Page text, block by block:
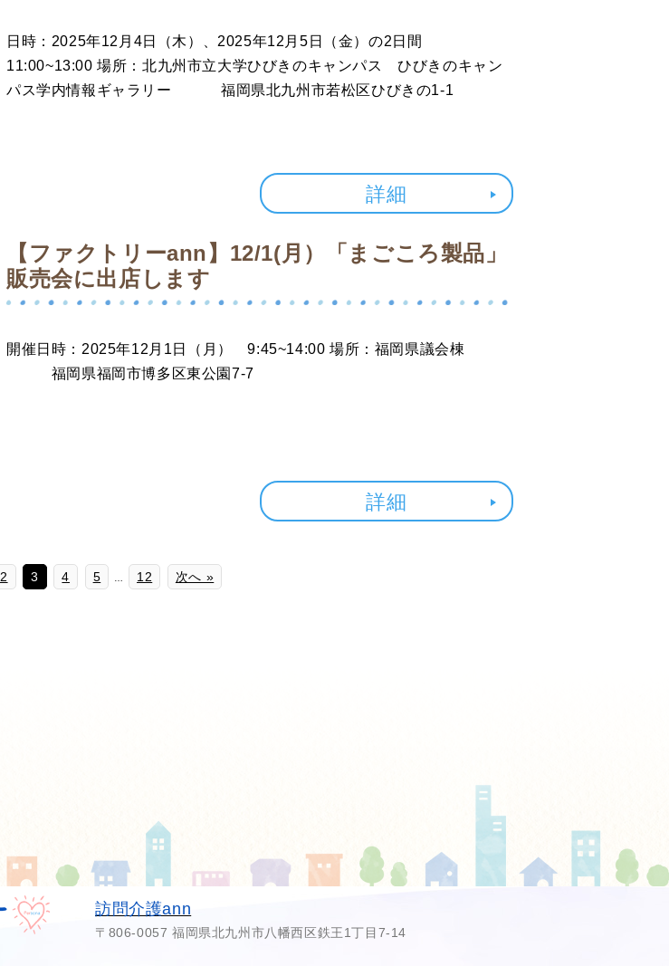
日時：2025年12月4日（木）、2025年12月5日（金）の2日間
11:00~13:00 場所：北九州市立大学ひびきのキャンパス ひびきのキャン
パス学内情報ギャラリー 福岡県北九州市若松区ひびきの1-1
詳細
【ファクトリーann】12/1(月）「まごころ製品」
販売会に出店します
開催日時：2025年12月1日（月） 9:45~14:00 場所：福岡県議会棟
福岡県福岡市博多区東公園7-7
詳細
2 3 4 5 12 次へ »
訪問介護ann
〒806-0057 福岡県北九州市八幡西区鉄王1丁目7-14